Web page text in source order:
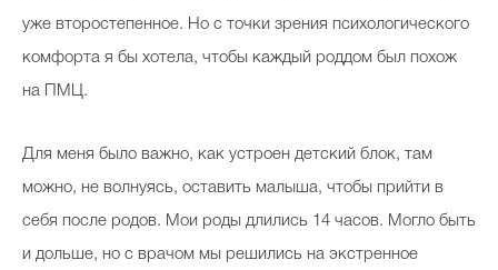
уже второстепенное. Но с точки зрения психологического
комфорта я бы хотела, чтобы каждый роддом был похож
на ПМЦ.
Для меня было важно, как устроен детский блок, там
можно, не волнуясь, оставить малыша, чтобы прийти в
себя после родов. Мои роды длились 14 часов. Могло быть
и дольше, но с врачом мы решились на экстренное